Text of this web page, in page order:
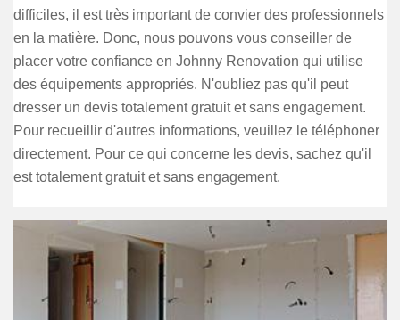
difficiles, il est très important de convier des professionnels
en la matière. Donc, nous pouvons vous conseiller de
placer votre confiance en Johnny Renovation qui utilise
des équipements appropriés. N'oubliez pas qu'il peut
dresser un devis totalement gratuit et sans engagement.
Pour recueillir d'autres informations, veuillez le téléphoner
directement. Pour ce qui concerne les devis, sachez qu'il
est totalement gratuit et sans engagement.